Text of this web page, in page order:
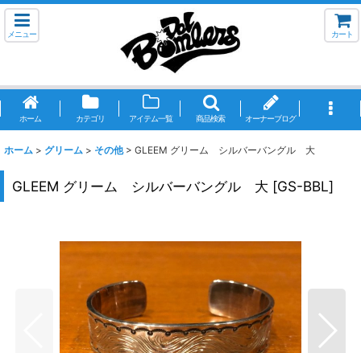
メニュー カート
ホーム カテゴリ アイテム一覧 商品検索 オーナーブログ
ホーム > グリーム > その他 > GLEEM グリーム シルバーバングル 大
GLEEM グリーム シルバーバングル 大 [GS-BBL]